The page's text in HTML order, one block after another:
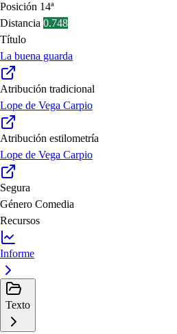
Posición 14ª
Distancia 0.748
Título
La buena guarda
Atribución tradicional
Lope de Vega Carpio
Atribución estilometría
Lope de Vega Carpio
Segura
Género Comedia
Recursos
Informe
Texto